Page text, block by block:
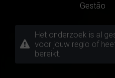
Gestão
Het onderzoek is al
voor jouw regio of
bereikt.